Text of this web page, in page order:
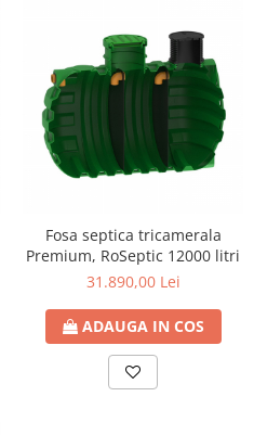
Fosa septica tricamerala
Premium, RoSeptic 12000 litri
31.890,00 Lei
ADAUGA IN COS